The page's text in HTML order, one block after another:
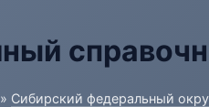
» Сибирский федеральный